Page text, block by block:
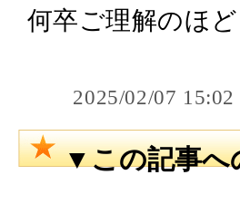
何卒ご理解のほ
2025/02/07
▼この記事へ